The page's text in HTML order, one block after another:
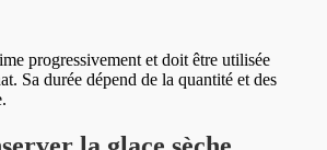
progressivement et doit être utilisée
Sa durée dépend de la quantité et des